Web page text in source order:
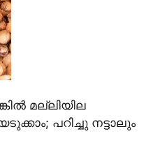
മല്ലിയില
പറിച്ചു നട്ടാലും